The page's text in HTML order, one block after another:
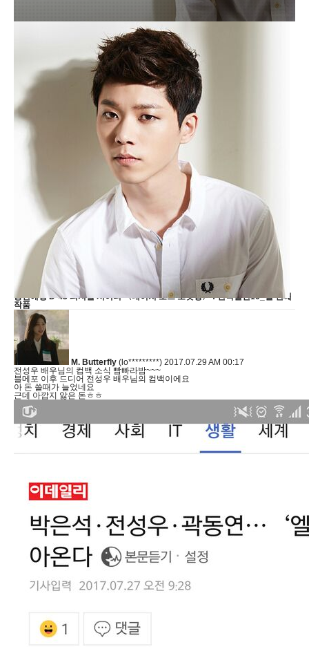
전성우
Jeon Seong woo
7,439
함께 사랑받는 스타
함께 사랑받는 스타
공감 1,285명
공감 1,264명
공감 1,134명
OFFICIAL 계정(본인/공식소속사) 등록하기
서비스이용은 모바일APP에서 가능합니다.
Download on the APP STORE
Android APP ON Google Play
공연소식
공연예정 D-43 피지컬 시어터 〈네이처 오브 포겟팅〉 : 연극열전10_열 번째
작품
M. Butterfly (lo*********) 2017.07.29 AM 00:17
전성우 배우님의 컴백 소식 빰빠라밤~~~
블메포 이후 드디어 전성우 배우님의 컴백이에요
아 돈 쓸때가 늘었네요
근데 아깝지 앓은 돈ㅎㅎ